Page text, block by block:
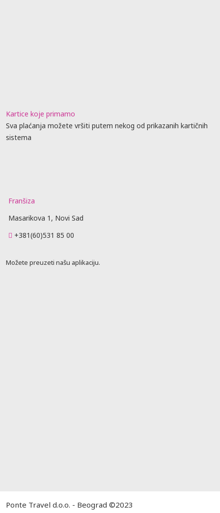
Kartice koje primamo
Sva plaćanja možete vršiti putem nekog od prikazanih kartičnih
sistema
Franšiza
Masarikova 1, Novi Sad
+381(60)531 85 00
Možete preuzeti našu aplikaciju.
Ponte Travel d.o.o. - Beograd ©2023